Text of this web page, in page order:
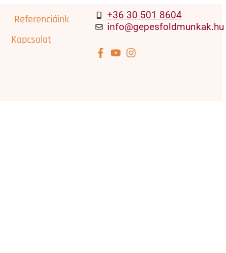
Referenciáink
Kapcsolat
+36 30 501 8604
info@gepesfoldmunkak.hu